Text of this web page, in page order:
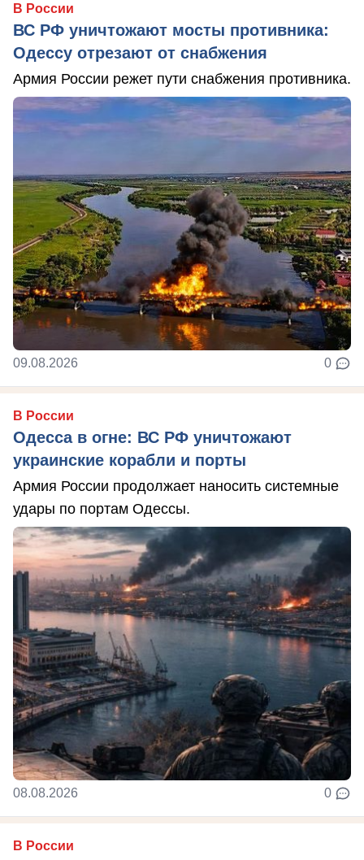
В России
ВС РФ уничтожают мосты противника:
Одессу отрезают от снабжения
Армия России режет пути снабжения противника.
09.08.2026 0
В России
Одесса в огне: ВС РФ уничтожают
украинские корабли и порты
Армия России продолжает наносить системные
удары по портам Одессы.
08.08.2026 0
В России